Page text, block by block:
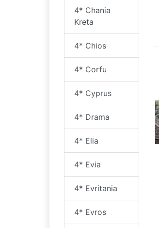
4* Chania
Kreta
4* Chios
4* Corfu
4* Cyprus
4* Drama
4* Elia
4* Evia
4* Evritania
4* Evros